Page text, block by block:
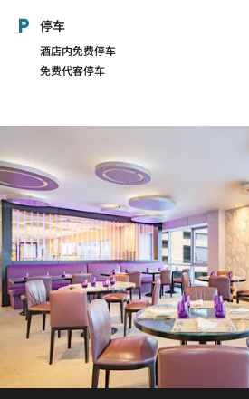
停车
酒店内免费停车
免费代客停车
TCHE TCHE
探索
BLACKOUT
探索